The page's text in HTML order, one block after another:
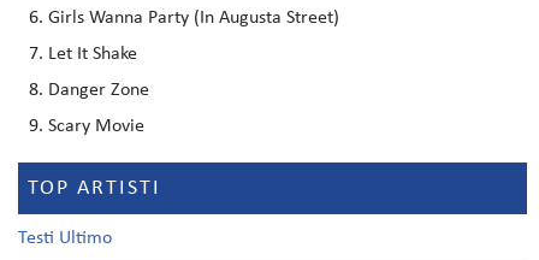
Girls Wanna Party (In Augusta Street)
Let It Shake
Danger Zone
Scary Movie
TOP ARTISTI
Testi Ultimo